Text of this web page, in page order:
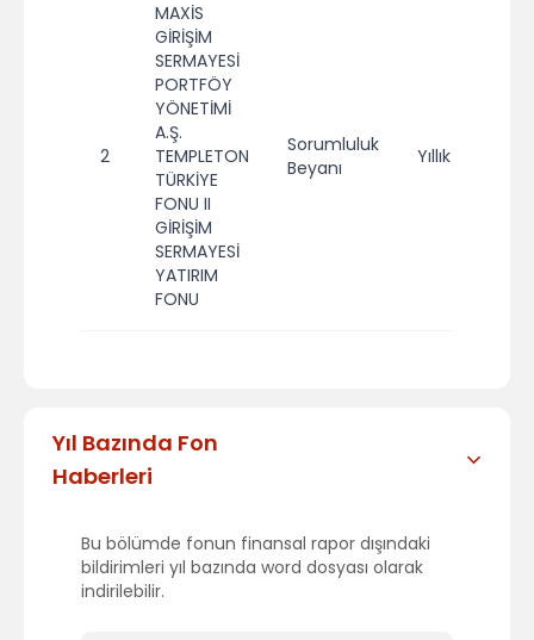
2
MAXİS
GİRİŞİM
SERMAYESİ
PORTFÖY
YÖNETİMİ
A.Ş.
TEMPLETON
TÜRKİYE
FONU II
GİRİŞİM
SERMAYESİ
YATIRIM
FONU
Sorumluluk
Beyanı
Yıllık
Yıl Bazında Fon
Haberleri
Bu bölümde fonun finansal rapor dışındaki
bildirimleri yıl bazında word dosyası olarak
indirilebilir.